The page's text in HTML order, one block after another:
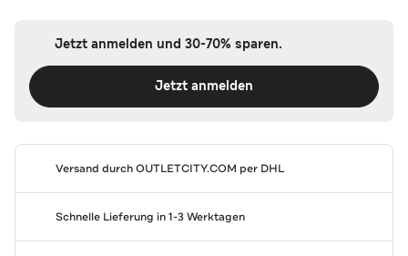
Jetzt anmelden und 30-70% sparen.
Jetzt anmelden
Versand durchOUTLETCITY.COM per DHL
Schnelle Lieferung in 1-3 Werktagen